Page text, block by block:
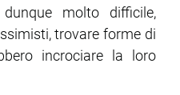
dunque molto difficile,
trovare forme di
incrociare la loro